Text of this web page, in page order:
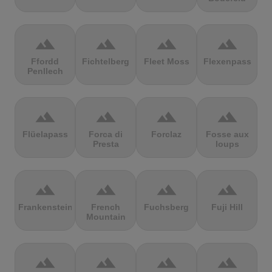
terrain
Ffordd
Penllech
terrain
Fichtelberg
terrain
Fleet Moss
terrain
Flexenpass
terrain
Flüelapass
terrain
Forca di
Presta
terrain
Forclaz
terrain
Fosse aux
loups
terrain
Frankenstein
terrain
French
Mountain
terrain
Fuchsberg
terrain
Fuji Hill
terrain terrain terrain terrain